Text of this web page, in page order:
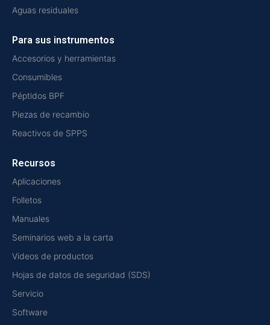
Aguas residuales
Para sus instrumentos
Accesorios y herramientas
Consumibles
Péptidos BPF
Piezas de recambio
Reactivos de SPPS
Recursos
Aplicaciones
Folletos
Manuales
Seminarios web a la carta
Videos de productos
Hojas de datos de seguridad (SDS)
Servicio
Software